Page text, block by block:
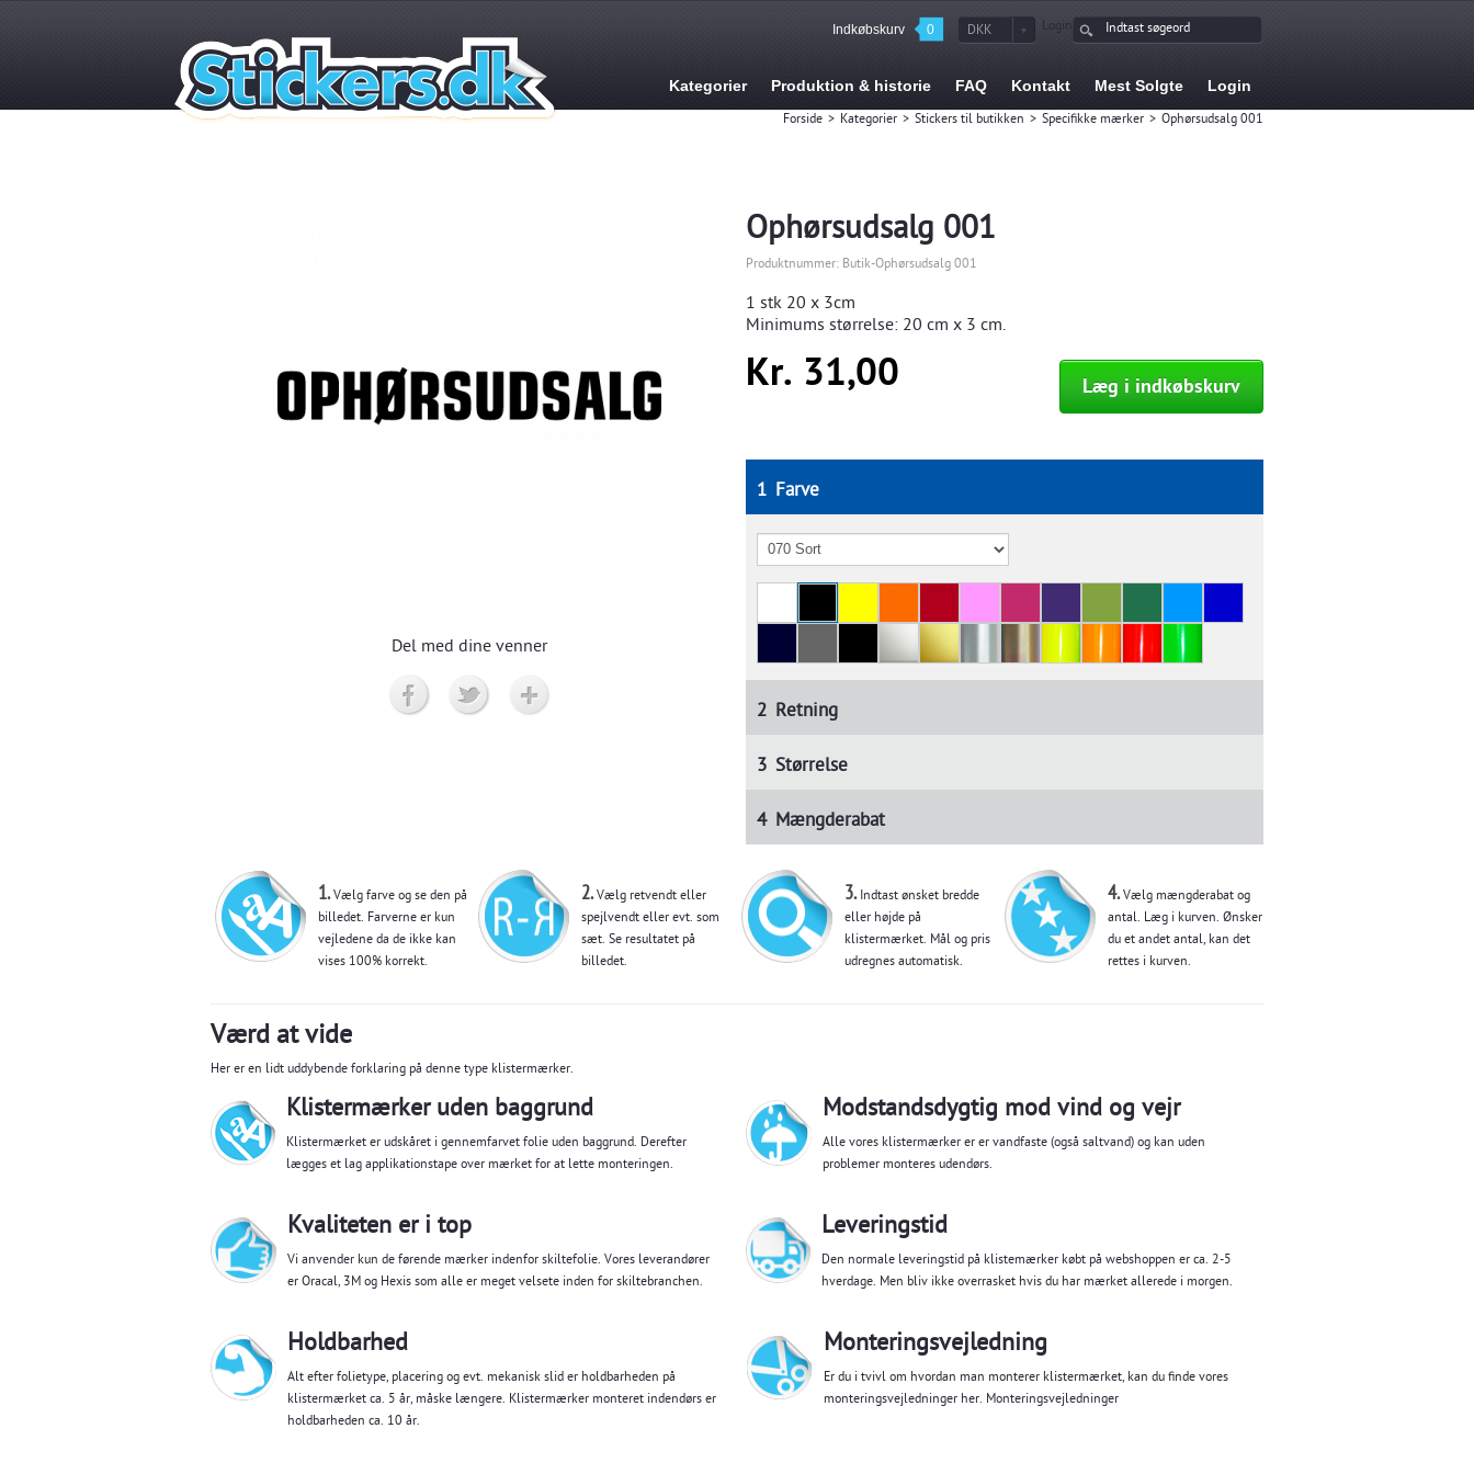
Login
DKK
Indkøbskurv 0
Kategorier Produktion & historie FAQ Kontakt Mest Solgte Login
Forside > Kategorier > Stickers til butikken > Specifikke mærker > Ophørsudsalg 001
Del med dine venner
Ophørsudsalg 001
Produktnummer: Butik-Ophørsudsalg 001
1 stk 20 x 3cm
Minimums størrelse: 20 cm x 3 cm.
Kr. 31,00 Læg i indkøbskurv
1 Farve
2 Retning
3 Størrelse
4 Mængderabat
1.Vælg farve og se den på
billedet. Farverne er kun
vejledene da de ikke kan
vises 100% korrekt.
2.Vælg retvendt eller
spejlvendt eller evt. som
sæt. Se resultatet på
billedet.
3.Indtast ønsket bredde
eller højde på
klistermærket. Mål og pris
udregnes automatisk.
4.Vælg mængderabat og
antal. Læg i kurven. Ønsker
du et andet antal, kan det
rettes i kurven.
Værd at vide
Her er en lidt uddybende forklaring på denne type klistermærker.
Klistermærker uden baggrund
Klistermærket er udskåret i gennemfarvet folie uden baggrund. Derefter
lægges et lag applikationstape over mærket for at lette monteringen.
Modstandsdygtig mod vind og vejr
Alle vores klistermærker er er vandfaste (også saltvand) og kan uden
problemer monteres udendørs.
Kvaliteten er i top
Vi anvender kun de førende mærker indenfor skiltefolie. Vores leverandører
er Oracal, 3M og Hexis som alle er meget velsete inden for skiltebranchen.
Leveringstid
Den normale leveringstid på klistemærker købt på webshoppen er ca. 2-5
hverdage. Men bliv ikke overrasket hvis du har mærket allerede i morgen.
Holdbarhed
Alt efter folietype, placering og evt. mekanisk slid er holdbarheden på
klistermærket ca. 5 år, måske længere. Klistermærker monteret indendørs er
holdbarheden ca. 10 år.
Monteringsvejledning
Er du i tvivl om hvordan man monterer klistermærket, kan du finde vores
monteringsvejledninger her. Monteringsvejledninger